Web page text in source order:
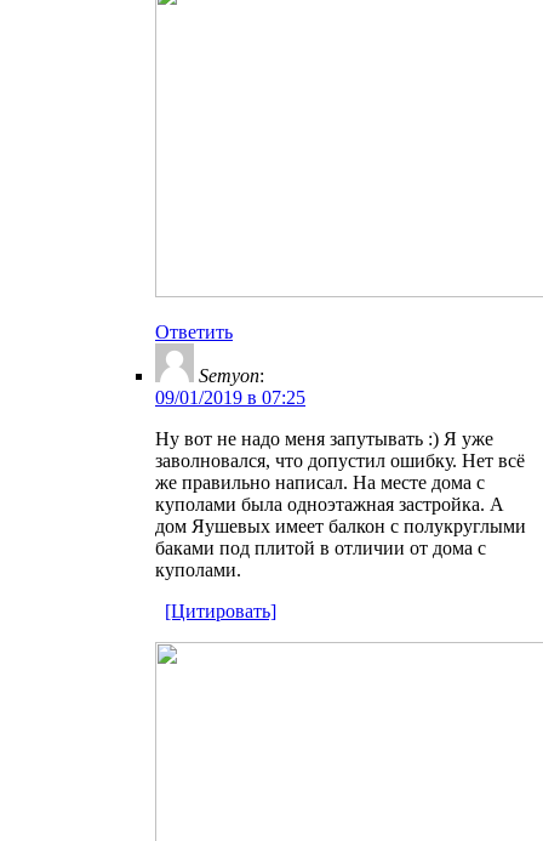
Ответить
Semyon:
09/01/2019 в 07:25
Ну вот не надо меня запутывать :) Я уже
заволновался, что допустил ошибку. Нет всё
же правильно написал. На месте дома с
куполами была одноэтажная застройка. А
дом Яушевых имеет балкон с полукруглыми
баками под плитой в отличии от дома с
куполами.
[Цитировать]